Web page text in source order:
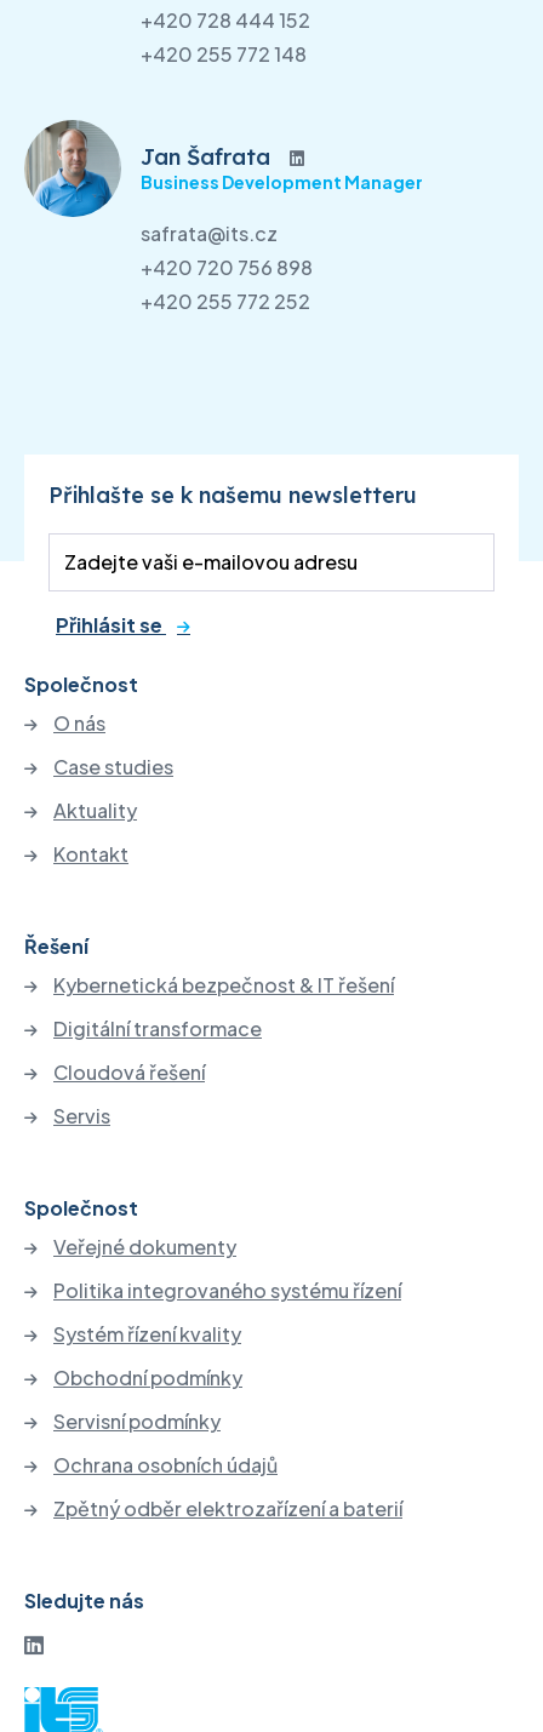
+420 728 444 152
+420 255 772 148
Jan Šafrata
Business Development Manager
safrata@its.cz
+420 720 756 898
+420 255 772 252
Přihlašte se k našemu newsletteru
Přihlásit se
Společnost
O nás
Case studies
Aktuality
Kontakt
Řešení
Kybernetická bezpečnost & IT řešení
Digitální transformace
Cloudová řešení
Servis
Společnost
Veřejné dokumenty
Politika integrovaného systému řízení
Systém řízení kvality
Obchodní podmínky
Servisní podmínky
Ochrana osobních údajů
Zpětný odběr elektrozařízení a baterií
Sledujte nás